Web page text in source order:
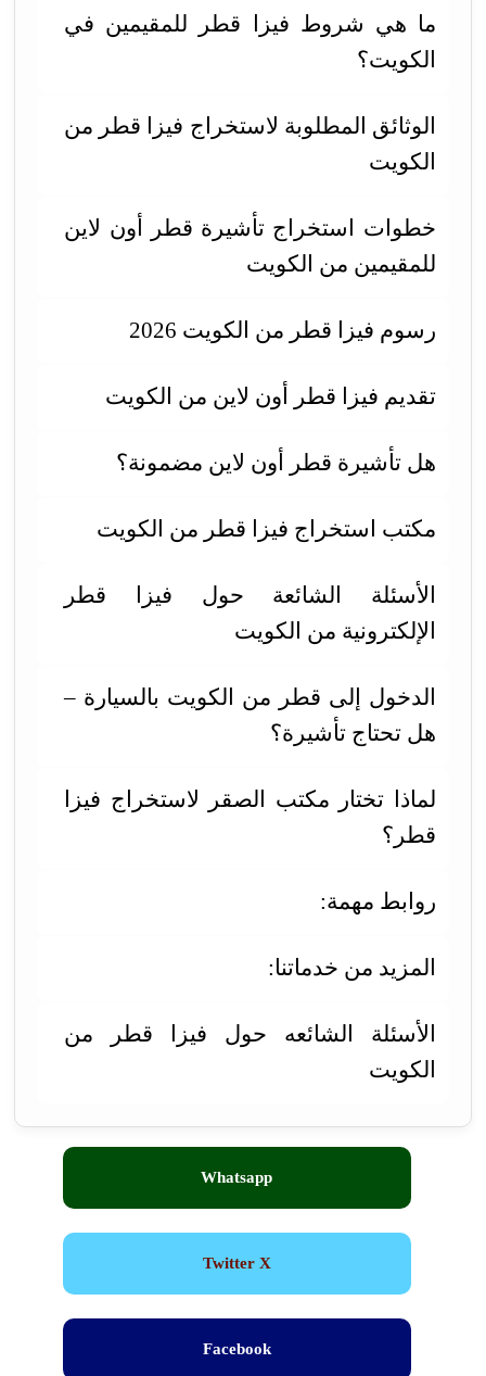
ما هي شروط فيزا قطر للمقيمين في
الكويت؟
الوثائق المطلوبة لاستخراج فيزا قطر من
الكويت
خطوات استخراج تأشيرة قطر أون لاين
للمقيمين من الكويت
رسوم فيزا قطر من الكويت 2026
تقديم فيزا قطر أون لاين من الكويت
هل تأشيرة قطر أون لاين مضمونة؟
مكتب استخراج فيزا قطر من الكويت
الأسئلة الشائعة حول فيزا قطر
الإلكترونية من الكويت
الدخول إلى قطر من الكويت بالسيارة –
هل تحتاج تأشيرة؟
لماذا تختار مكتب الصقر لاستخراج فيزا
قطر؟
روابط مهمة:
المزيد من خدماتنا:
الأسئلة الشائعه حول فيزا قطر من
الكويت
Whatsapp
Twitter X
Facebook